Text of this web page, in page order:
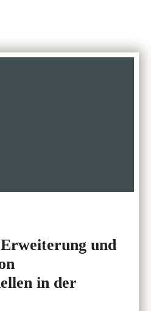
e
und
in der